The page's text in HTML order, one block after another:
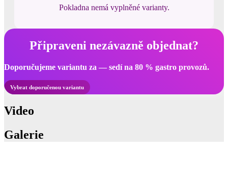
Pokladna nemá vyplněné varianty.
Připraveni nezávazně objednat?
Doporučujeme variantu za — sedí na 80 % gastro provozů.
Vybrat doporučenou variantu
Video
Galerie